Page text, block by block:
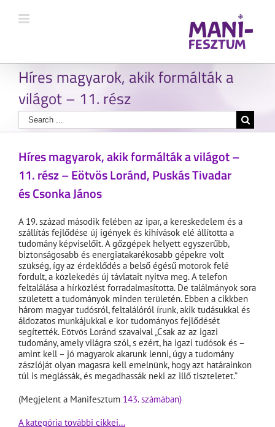
Híres magyarok, akik formálták a
világot – 11. rész
Híres magyarok, akik formálták a világot –
11. rész – Eötvös Loránd, Puskás Tivadar
és Csonka János
A 19. század második felében az ipar, a kereskedelem és a
szállítás fejlődése új igények és kihívások elé állította a
tudomány képviselőit. A gőzgépek helyett egyszerűbb,
biztonságosabb és energiatakarékosabb gépekre volt
szükség, így az érdeklődés a belső égésű motorok felé
fordult, a közlekedés új távlatait nyitva meg. A telefon
feltalálása a hírközlést forradalmasította. De találmányok sora
született a tudományok minden területén. Ebben a cikkben
három magyar tudósról, feltalálóról írunk, akik tudásukkal és
áldozatos munkájukkal e kor tudományos fejlődését
segítették. Eötvös Loránd szavaival „Csak az az igazi
tudomány, amely világra szól, s ezért, ha igazi tudósok és –
amint kell – jó magyarok akarunk lenni, úgy a tudomány
zászlóját olyan magasra kell emelnünk, hogy azt határainkon
túl is meglássák, és megadhassák neki az illő tiszteletet.”
(Megjelent a Manifesztum 143. számában)
A kategória további cikkei…